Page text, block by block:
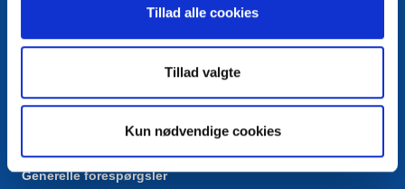
Tillad alle cookies
Tillad valgte
Kun nødvendige cookies
Kontakt
European Registry for Internet Domains vzw (EURid)
Telecomlaan 9/7
, Belgium
RPR Brussel – VAT BE 0864.240.405
Generelle forespørgsler